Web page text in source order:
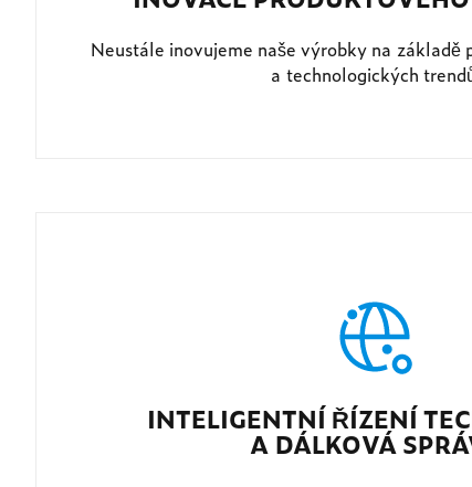
Neustále inovujeme naše výrobky na základě
a technologických
INTELIGENTNÍ ŘÍZENÍ
A DÁLKOVÁ